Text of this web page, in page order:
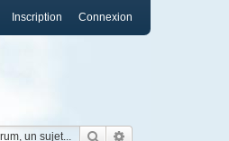
Connexion
Inscription
Rechercher